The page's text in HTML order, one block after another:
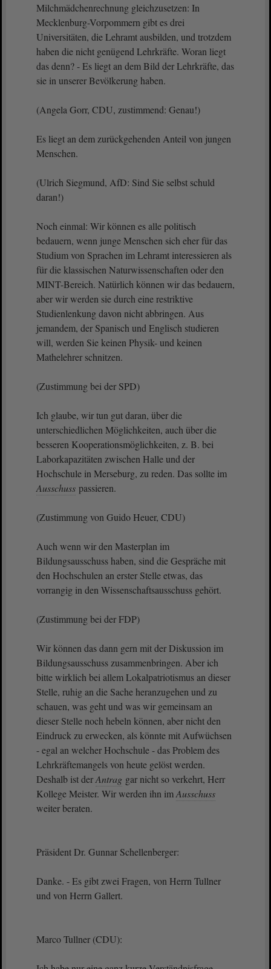
Milchmädchenrechnung gleichzusetzen: In
Mecklenburg-Vorpommern gibt es drei
Universitäten, die Lehramt ausbilden, und trotzdem
haben die nicht genügend Lehrkräfte. Woran liegt
das denn? - Es liegt an dem Bild der Lehrkräfte, das
sie in unserer Bevölkerung haben.
(Angela Gorr, CDU, zustimmend: Genau!)
Es liegt an dem zurückgehenden Anteil von jungen
Menschen.
(Ulrich Siegmund, AfD: Sind Sie selbst schuld
daran!)
Noch einmal: Wir können es alle politisch
bedauern, wenn junge Menschen sich eher für das
Studium von Sprachen im Lehramt interessieren als
für die klassischen Naturwissenschaften oder den
MINT-Bereich. Natürlich können wir das bedauern,
aber wir werden sie durch eine restriktive
Studienlenkung davon nicht abbringen. Aus
jemandem, der Spanisch und Englisch studieren
will, werden Sie keinen Physik- und keinen
Mathelehrer schnitzen.
(Zustimmung bei der SPD)
Ich glaube, wir tun gut daran, über die
unterschiedlichen Möglichkeiten, auch über die
besseren Kooperationsmöglichkeiten, z. B. bei
Laborkapazitäten zwischen Halle und der
Hochschule in Merseburg, zu reden. Das sollte im
Ausschuss passieren.
(Zustimmung von Guido Heuer, CDU)
Auch wenn wir den Masterplan im
Bildungsausschuss haben, sind die Gespräche mit
den Hochschulen an erster Stelle etwas, das
vorrangig in den Wissenschaftsausschuss gehört.
(Zustimmung bei der FDP)
Wir können das dann gern mit der Diskussion im
Bildungsausschuss zusammenbringen. Aber ich
bitte wirklich bei allem Lokalpatriotismus an dieser
Stelle, ruhig an die Sache heranzugehen und zu
schauen, was geht und was wir gemeinsam an
dieser Stelle noch hebeln können, aber nicht den
Eindruck zu erwecken, als könnte mit Aufwüchsen
- egal an welcher Hochschule - das Problem des
Lehrkräftemangels von heute gelöst werden.
Deshalb ist derAntrag gar nicht so verkehrt, Herr
Kollege Meister. Wir werden ihn imAusschuss
weiter beraten.
Präsident Dr. Gunnar Schellenberger:
Danke. - Es gibt zwei Fragen, von Herrn Tullner
und von Herrn Gallert.
Marco Tullner (CDU):